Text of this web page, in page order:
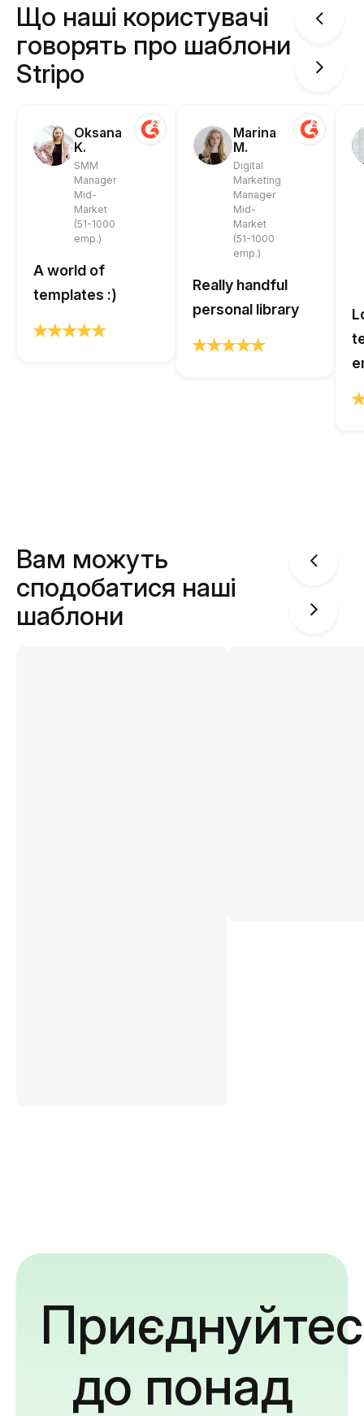
Що наші користувачі
говорять про шаблони
Stripo
Oksana
K.
SMM
Manager
Mid-
Market
(51-1000
emp.)
A world of
templates :)
Marina
M.
Digital
Marketing
Manager
Mid-
Market
(51-1000
emp.)
Really handful
personal library
Вам можуть
сподобатися наші
шаблони
до понад